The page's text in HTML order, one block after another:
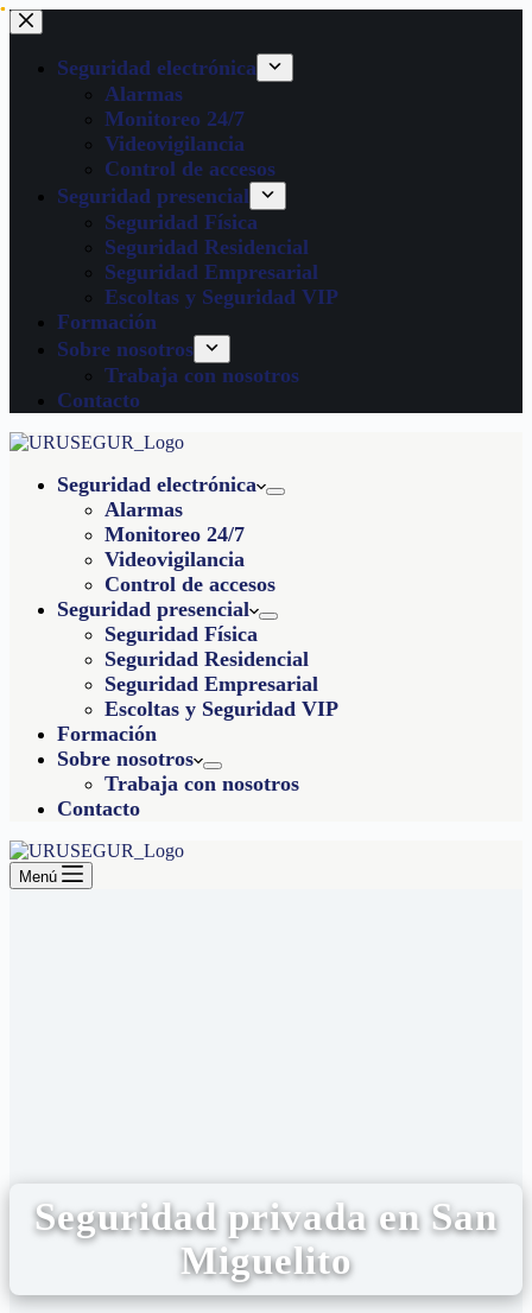
Seguridad electrónica
Alarmas
Monitoreo 24/7
Videovigilancia
Control de accesos
Seguridad presencial
Seguridad Física
Seguridad Residencial
Seguridad Empresarial
Escoltas y Seguridad VIP
Formación
Sobre nosotros
Trabaja con nosotros
Contacto
Seguridad electrónica
Alarmas
Monitoreo 24/7
Videovigilancia
Control de accesos
Seguridad presencial
Seguridad Física
Seguridad Residencial
Seguridad Empresarial
Escoltas y Seguridad VIP
Formación
Sobre nosotros
Trabaja con nosotros
Contacto
Menú
Seguridad privada en San
Miguelito